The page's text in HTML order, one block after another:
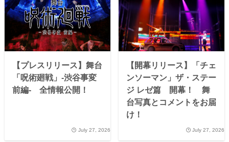
【プレスリリース】舞台
「呪術廻戦」-渋谷事変
前編- 全情報公開！
July 27, 2026
【開幕リリース】「チェ
ンソーマン」ザ・ステー
ジ レゼ篇 開幕！ 舞
台写真とコメントをお届
け！
July 27, 2026